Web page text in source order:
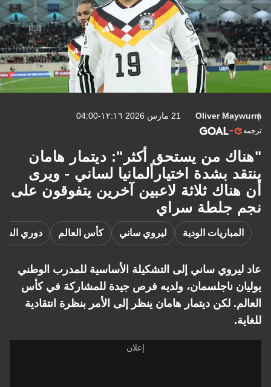
Oliver Maywurm 21 مارس 2026 ١٢:١٦-04:00
ترجمه
"هناك من يستحق أكثر": ديتمار هامان
ينتقد بشدة اختيارألمانيا لساني - ويرى
أن هناك ثلاثة لاعبين آخرين يتفوقون على
نجم جلطة سراي
المباريات الودية ليروي ساني كأس العالم دوري
عاد ليروي ساني إلى التشكيلة الأساسية للمدرب الوطني
يوليان ناجلسمان، ولديه فرص جيدة للمشاركة في كأس
العالم. لكن ديتمار هامان ينظر إلى الأمر بنظرة انتقادية
للغاية.